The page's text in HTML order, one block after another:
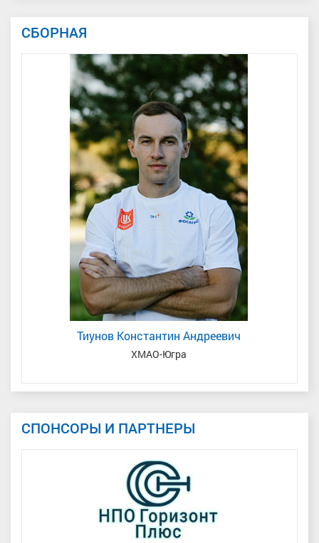
СБОРНАЯ
Тиунов Константин Андреевич
ХМАО-Югра
СПОНСОРЫ И ПАРТНЕРЫ